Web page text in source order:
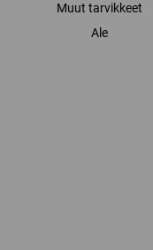
Muut tarvikkeet
Ale